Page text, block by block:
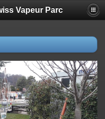
Vapeur Parc